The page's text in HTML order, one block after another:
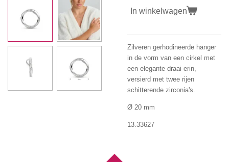
In winkelwagen
Zilveren gerhodineerde hanger
in de vorm van een cirkel met
een elegante draai erin,
versierd met twee rijen
schitterende zirconia's.
Ø 20 mm
13.33627